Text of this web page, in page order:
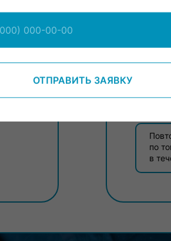
по
в
ОТПРАВИТЬ ЗАЯВКУ